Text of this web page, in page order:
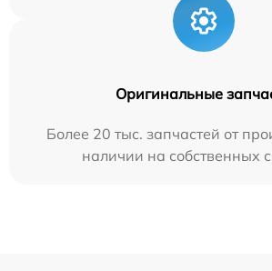
Оригинальные
Более 20 тыс. запчастей от
наличии на собственных